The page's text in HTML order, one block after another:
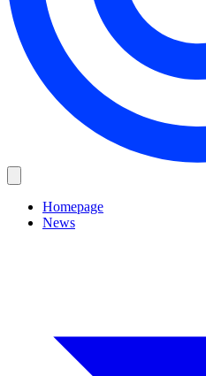
Homepage
News